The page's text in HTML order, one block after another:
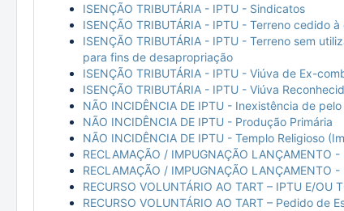
ISENÇÃO TRIBUTÁRIA - IPTU - Sindicatos
ISENÇÃO TRIBUTÁRIA - IPTU - Terreno cedido
ISENÇÃO TRIBUTÁRIA - IPTU - Terreno sem
para fins de desapropriação
ISENÇÃO TRIBUTÁRIA - IPTU - Viúva de Ex-
ISENÇÃO TRIBUTÁRIA - IPTU - Viúva
NÃO INCIDÊNCIA DE IPTU - Inexistência de
NÃO INCIDÊNCIA DE IPTU - Produção Primária
NÃO INCIDÊNCIA DE IPTU - Templo Religioso
RECLAMAÇÃO / IMPUGNAÇÃO LANÇAMENTO
RECLAMAÇÃO / IMPUGNAÇÃO
RECURSO VOLUNTÁRIO AO TART – IPTU E/
RECURSO VOLUNTÁRIO AO TART – Pedido de